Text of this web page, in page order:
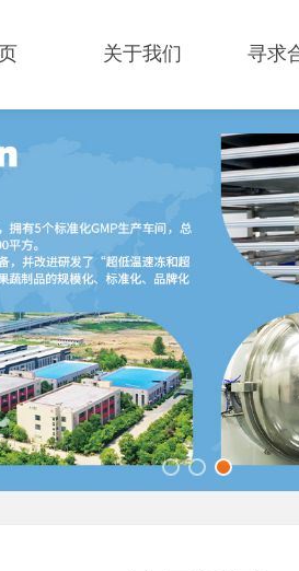
关于我们 寻求